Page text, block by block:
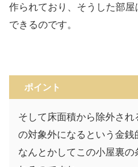
作られており、そうした部
できるのです。
ポイント
そして床面積から除外さ
の対象外になるという金銭
なんとかしてこの小屋裏